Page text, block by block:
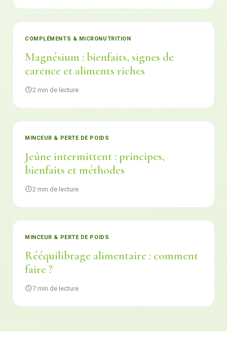
COMPLÉMENTS & MICRONUTRITION
Magnésium : bienfaits, signes de
carence et aliments riches
2 min de lecture
MINCEUR & PERTE DE POIDS
Jeûne intermittent : principes,
bienfaits et méthodes
2 min de lecture
MINCEUR & PERTE DE POIDS
Rééquilibrage alimentaire : comment
faire ?
7 min de lecture